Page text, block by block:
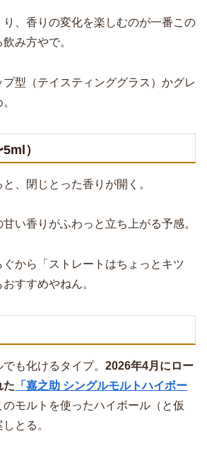
り、香りの変化を楽しむのが一番この
み方やで。
型（テイスティンググラス）かグレ
）
、閉じとった香りが開く。
い香りがふわっと立ち上がる予感。
から「ストレートはちょっとキツ
すすめやねん。
も化けるタイプ。 2026年4月にロー
た 「嘉之助 シングルモルトハイボー
のモルトを使ったハイボール（と仮
とる。